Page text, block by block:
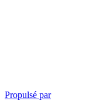
Propulsé par